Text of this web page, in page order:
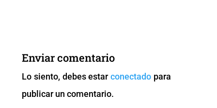
b
o
o
k
A
p
p k
er
Enviar comentario
Lo siento, debes estarconectado para
publicar un comentario.